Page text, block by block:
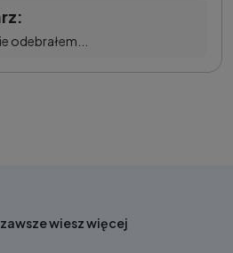
odebrałem...
wiesz więcej